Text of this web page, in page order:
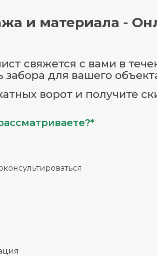
и материала -
свяжется с вами в
забора для вашего
ворот и получите